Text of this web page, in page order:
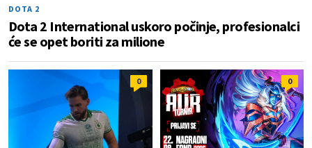
DOTA 2
Dota 2 International uskoro počinje, profesionalci
će se opet boriti za milione
0 0